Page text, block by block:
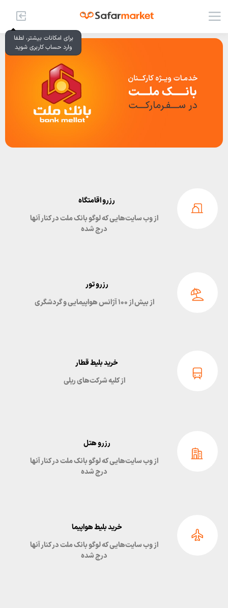
برای امکانات بیشتر، لطفا
وارد حساب کاربری شوید
رزرو اقامتگاه
از وب سایت‌هایی که لوگو بانک ملت در کنار آنها
درج شده
رزرو تور
از بیش از ۱۰۰ آژانس هواپیمایی و گردشگری
خرید بلیط قطار
از کلیه شرکت‌های ریلی
رزرو هتل
از وب سایت‌هایی که لوگو بانک ملت در کنار آنها
درج شده
خرید بلیط هواپیما
از وب سایت‌هایی که لوگو بانک ملت در کنار آنها
درج شده